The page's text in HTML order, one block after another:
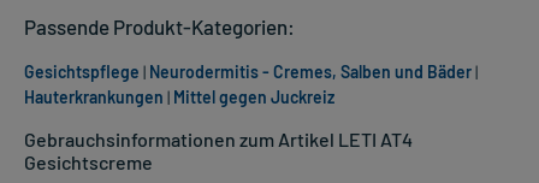
Gebrauchsinformationen zum Artikel LETI AT4
Gesichtscreme
Passende Produkt-Kategorien:
Gesichtspflege | Neurodermitis - Cremes, Salben und Bäder|
Hauterkrankungen | Mittel gegen Juckreiz